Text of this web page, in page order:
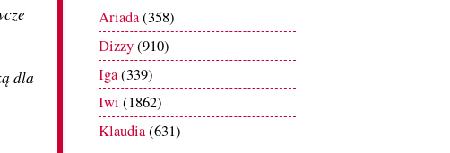
dla
Ariada(358)
Dizzy(910)
Iga(339)
Iwi (1862)
Klaudia(631)